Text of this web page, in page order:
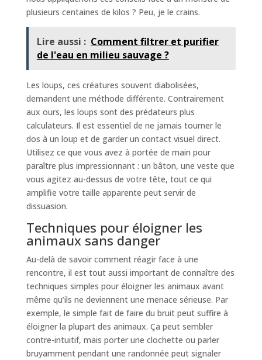
plusieurs centaines de kilos ? Peu, je le crains.
Lire aussi : Comment filtrer et purifier
de l'eau en milieu sauvage ?
Les loups, ces créatures souvent diabolisées,
demandent une méthode différente. Contrairement
aux ours, les loups sont des prédateurs plus
calculateurs. Il est essentiel de ne jamais tourner le
dos à un loup et de garder un contact visuel direct.
Utilisez ce que vous avez à portée de main pour
paraître plus impressionnant : un bâton, une veste que
vous agitez au-dessus de votre tête, tout ce qui
amplifie votre taille apparente peut servir de
dissuasion.
Techniques pour éloigner les
animaux sans danger
Au-delà de savoir comment réagir face à une
rencontre, il est tout aussi important de connaître des
techniques simples pour éloigner les animaux avant
même qu’ils ne deviennent une menace sérieuse. Par
exemple, le simple fait de faire du bruit peut suffire à
éloigner la plupart des animaux. Ça peut sembler
contre-intuitif, mais porter une clochette ou parler
bruyamment pendant une randonnée peut signaler